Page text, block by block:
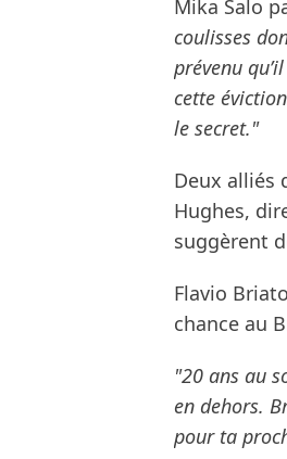
Mika Salo
coulisses
prévenu
cette
le secret."
Deux alliés
Hughes,
suggèrent
Flavio
chance au
"20 ans au
en dehors.
pour ta